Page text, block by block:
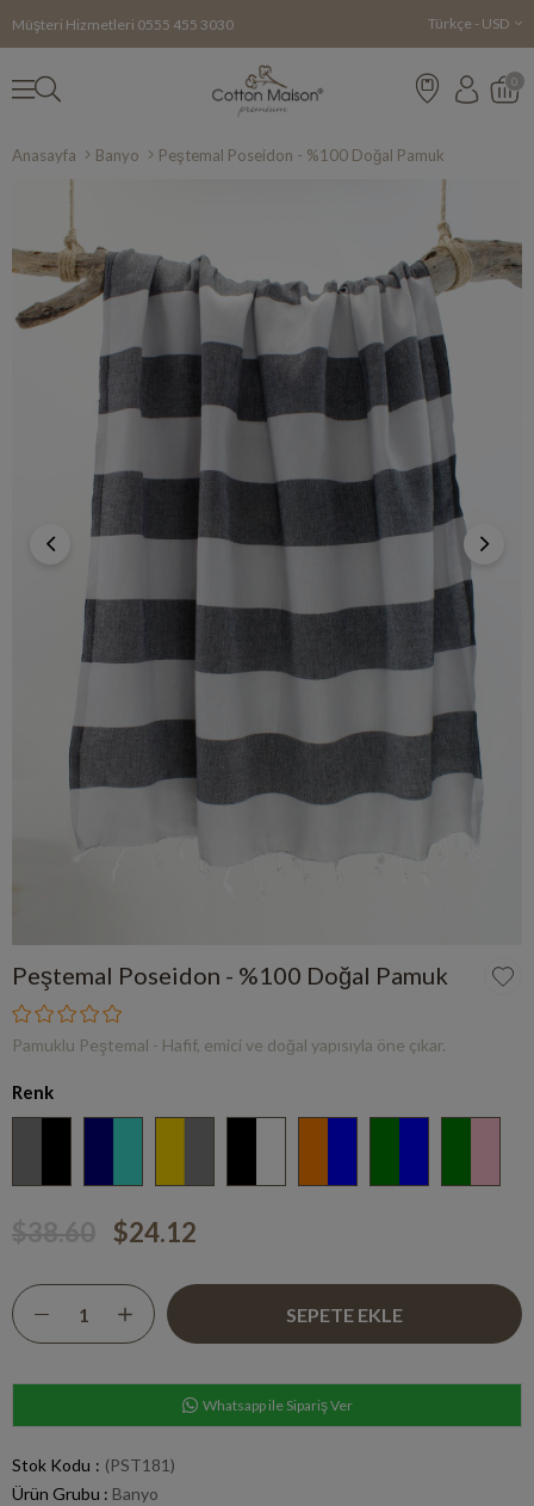
Müşteri Hizmetleri 0555 455 3030 Türkçe - USD
0
Anasayfa Banyo Peştemal Poseidon - %100 Doğal Pamuk
Peştemal Poseidon - %100 Doğal Pamuk
Pamuklu Peştemal - Hafif, emici ve doğal yapısıyla öne çıkar.
Renk
$24.12
Whatsapp ile Sipariş Ver
Stok Kodu
(PST181)
Ürün Grubu : Banyo